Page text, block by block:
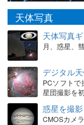
天体写真
天体写真
月、惑星、
デジタル
PCソフトで
星団撮影を
惑星を撮
CMOSカメ